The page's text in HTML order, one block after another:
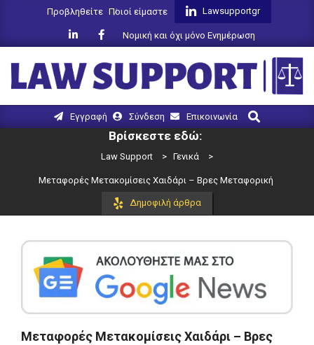
Προβληθείτε Ποιοί είμαστε Lawsupportgr
Νομική και όχι μόνο Ενημέρωση
LAW
SUPPORT
Navigation
Εγγραφή Σύνδεση Επικοινωνία
Search
Βρίσκεστε εδώ:
Law Support > Γενικά >
Μεταφορές Μετακομίσεις Χαιδάρι – Βρες Μεταφορική
Δημοφιλή άρθρα
Μεταφορές Μετακομίσεις Χαιδάρι – Βρες